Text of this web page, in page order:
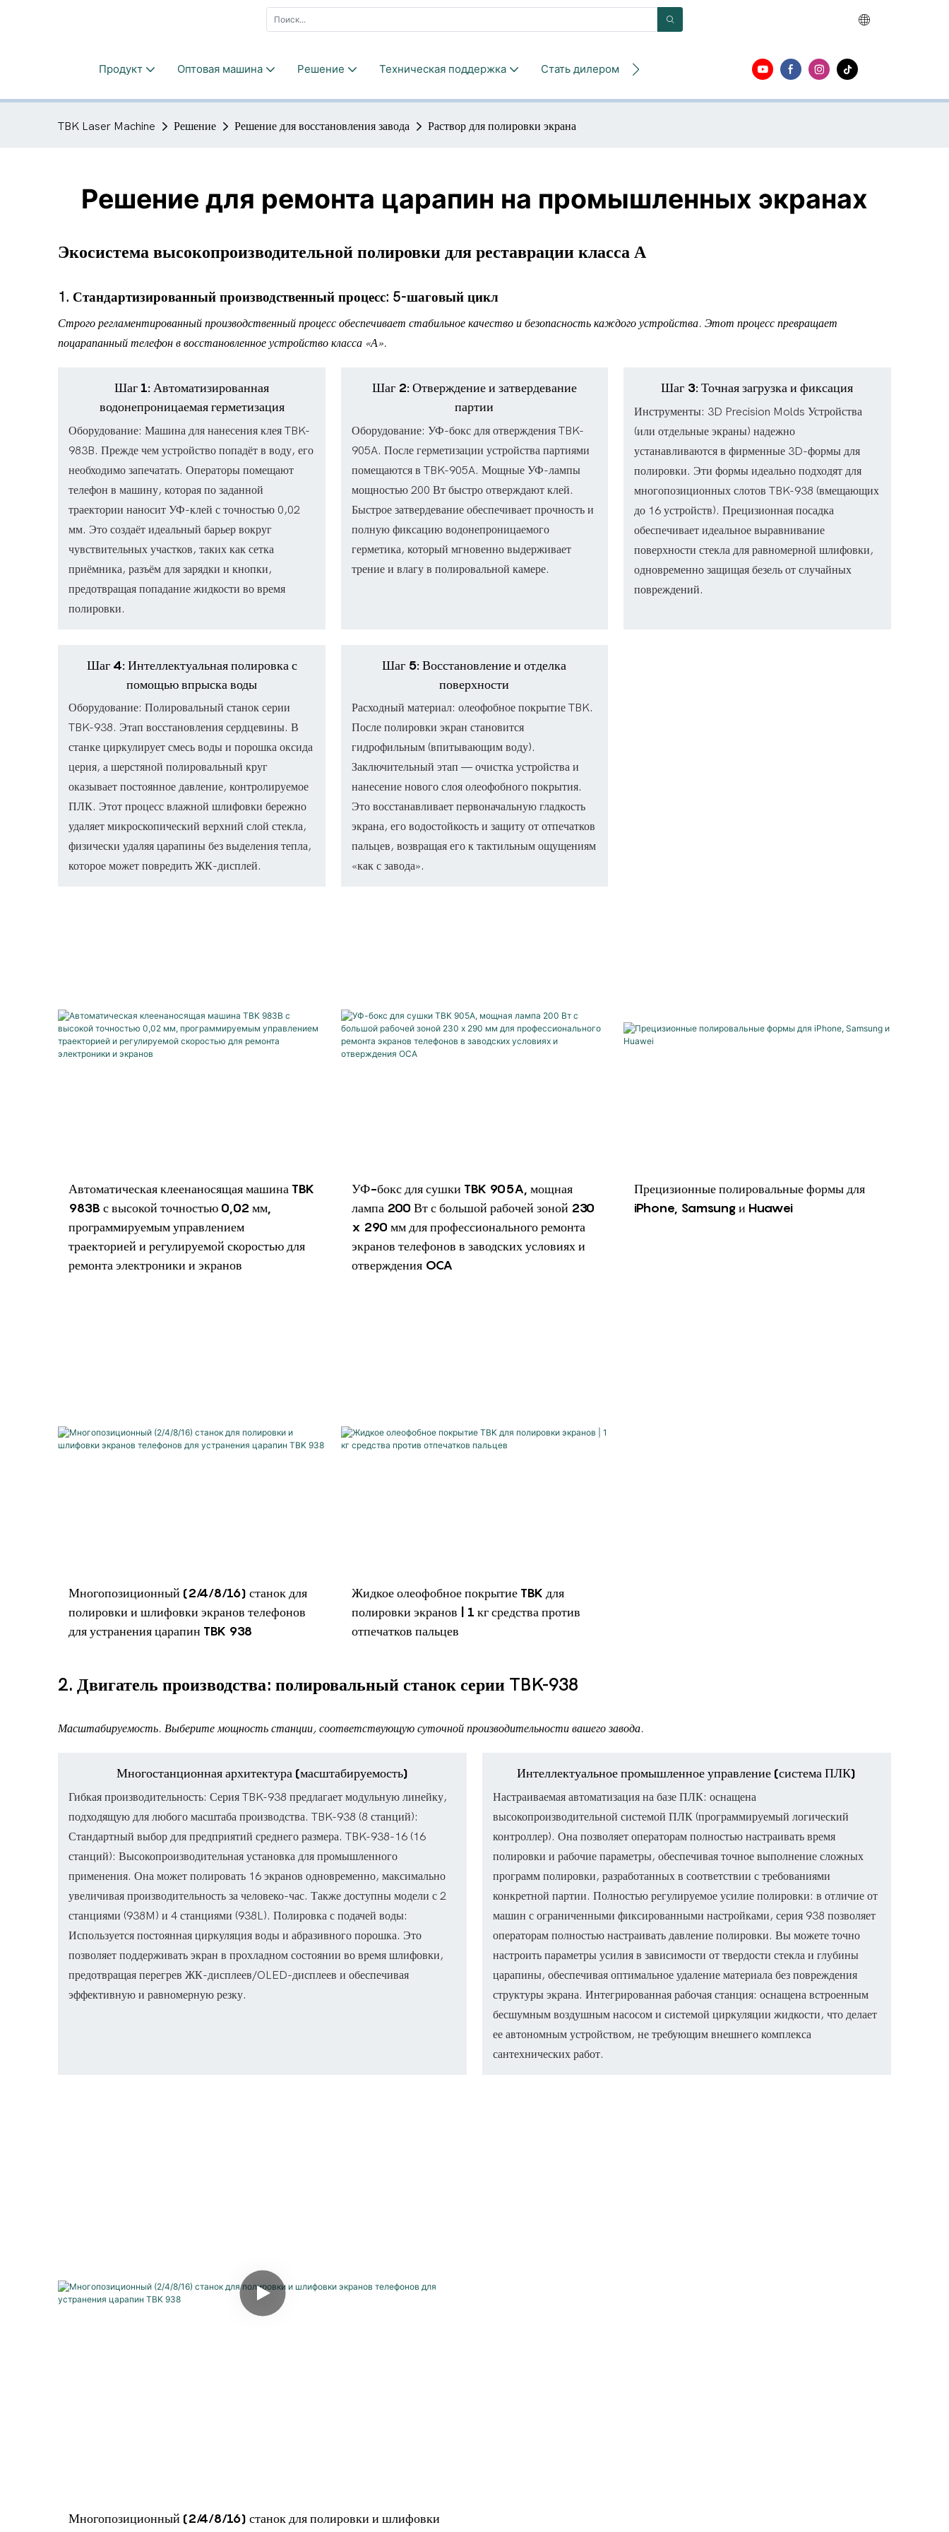
Продукт Оптовая машина Решение Техническая поддержка Стать дилером
TBK Laser Machine Решение Решение для восстановления завода Раствор для полировки экрана
Решение для ремонта царапин на промышленных экранах
Экосистема высокопроизводительной полировки для реставрации класса А
1. Стандартизированный производственный процесс: 5-шаговый цикл
Строго регламентированный производственный процесс обеспечивает стабильное качество и безопасность каждого устройства. Этот процесс превращает
поцарапанный телефон в восстановленное устройство класса «А».
Шаг 1: Автоматизированная
водонепроницаемая герметизация
Оборудование: Машина для нанесения клея TBK-
983B. Прежде чем устройство попадёт в воду, его
необходимо запечатать. Операторы помещают
телефон в машину, которая по заданной
траектории наносит УФ-клей с точностью 0,02
мм. Это создаёт идеальный барьер вокруг
чувствительных участков, таких как сетка
приёмника, разъём для зарядки и кнопки,
предотвращая попадание жидкости во время
полировки.
Шаг 2: Отверждение и затвердевание
партии
Оборудование: УФ-бокс для отверждения TBK-
905A. После герметизации устройства партиями
помещаются в TBK-905A. Мощные УФ-лампы
мощностью 200 Вт быстро отверждают клей.
Быстрое затвердевание обеспечивает прочность и
полную фиксацию водонепроницаемого
герметика, который мгновенно выдерживает
трение и влагу в полировальной камере.
Шаг 3: Точная загрузка и фиксация
Инструменты: 3D Precision Molds Устройства
(или отдельные экраны) надежно
устанавливаются в фирменные 3D-формы для
полировки. Эти формы идеально подходят для
многопозиционных слотов TBK-938 (вмещающих
до 16 устройств). Прецизионная посадка
обеспечивает идеальное выравнивание
поверхности стекла для равномерной шлифовки,
одновременно защищая безель от случайных
повреждений.
Шаг 4: Интеллектуальная полировка с
помощью впрыска воды
Оборудование: Полировальный станок серии
TBK-938. Этап восстановления сердцевины. В
станке циркулирует смесь воды и порошка оксида
церия, а шерстяной полировальный круг
оказывает постоянное давление, контролируемое
ПЛК. Этот процесс влажной шлифовки бережно
удаляет микроскопический верхний слой стекла,
физически удаляя царапины без выделения тепла,
которое может повредить ЖК-дисплей.
Шаг 5: Восстановление и отделка
поверхности
Расходный материал: олеофобное покрытие TBK.
После полировки экран становится
гидрофильным (впитывающим воду).
Заключительный этап — очистка устройства и
нанесение нового слоя олеофобного покрытия.
Это восстанавливает первоначальную гладкость
экрана, его водостойкость и защиту от отпечатков
пальцев, возвращая его к тактильным ощущениям
«как с завода».
Автоматическая клеенаносящая машина TBK
983B с высокой точностью 0,02 мм,
программируемым управлением
траекторией и регулируемой скоростью для
ремонта электроники и экранов
УФ-бокс для сушки TBK 905A, мощная
лампа 200 Вт с большой рабочей зоной 230
x 290 мм для профессионального ремонта
экранов телефонов в заводских условиях и
отверждения OCA
Прецизионные полировальные формы для
iPhone, Samsung и Huawei
Многопозиционный (2/4/8/16) станок для
полировки и шлифовки экранов телефонов
для устранения царапин TBK 938
Жидкое олеофобное покрытие TBK для
полировки экранов | 1 кг средства против
отпечатков пальцев
2. Двигатель производства: полировальный станок серии TBK-938
Масштабируемость. Выберите мощность станции, соответствующую суточной производительности вашего завода.
Многостанционная архитектура (масштабируемость)
Гибкая производительность: Серия TBK-938 предлагает модульную линейку,
подходящую для любого масштаба производства. TBK-938 (8 станций):
Стандартный выбор для предприятий среднего размера. TBK-938-16 (16
станций): Высокопроизводительная установка для промышленного
применения. Она может полировать 16 экранов одновременно, максимально
увеличивая производительность за человеко-час. Также доступны модели с 2
станциями (938M) и 4 станциями (938L). Полировка с подачей воды:
Используется постоянная циркуляция воды и абразивного порошка. Это
позволяет поддерживать экран в прохладном состоянии во время шлифовки,
предотвращая перегрев ЖК-дисплеев/OLED-дисплеев и обеспечивая
эффективную и равномерную резку.
Интеллектуальное промышленное управление (система ПЛК)
Настраиваемая автоматизация на базе ПЛК: оснащена
высокопроизводительной системой ПЛК (программируемый логический
контроллер). Она позволяет операторам полностью настраивать время
полировки и рабочие параметры, обеспечивая точное выполнение сложных
программ полировки, разработанных в соответствии с требованиями
конкретной партии. Полностью регулируемое усилие полировки: в отличие от
машин с ограниченными фиксированными настройками, серия 938 позволяет
операторам полностью настраивать давление полировки. Вы можете точно
настроить параметры усилия в зависимости от твердости стекла и глубины
царапины, обеспечивая оптимальное удаление материала без повреждения
структуры экрана. Интегрированная рабочая станция: оснащена встроенным
бесшумным воздушным насосом и системой циркуляции жидкости, что делает
ее автономным устройством, не требующим внешнего комплекса
сантехнических работ.
Многопозиционный (2/4/8/16) станок для полировки и шлифовки